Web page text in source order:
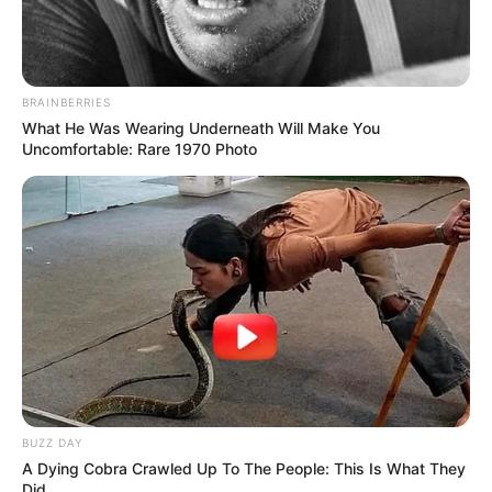
Varianten für kreative
Abwechslung
Pilz-Hirschgulasch:Frische Waldpilze in
den letzten 30 Minuten hinzufügen.
Cremiges Hirschgulasch:
Einen Schuss
Sahne oder Crème fraîche am Ende
einrühren.
Scharf und würzig: Mit Chili oder Paprika
abschmecken für eine moderne Variante.
Diese Variationen zeigen, dass ein <
BRAINBERRIES
What He Was Wearing Underneath Will Make You
Uncomfortable: Rare 1970 Photo
BUZZ DAY
A Dying Cobra Crawled Up To The People: This Is What They